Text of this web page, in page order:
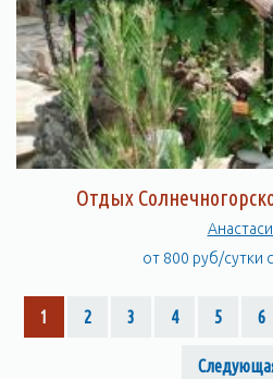
Отдых
от 800 руб/сутки
1 2 3 4 5 6